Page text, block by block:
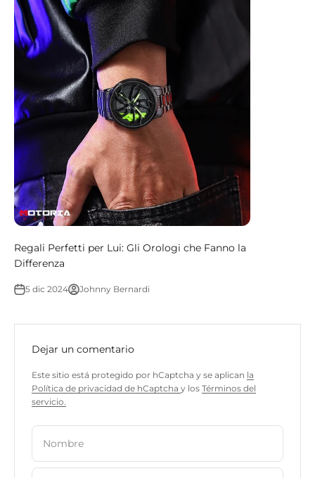
Regali Perfetti per Lui: Gli Orologi che Fanno la
Differenza
5 dic 2024 Johnny Bernardi
Dejar un comentario
Este sitio está protegido por hCaptcha y se aplican la
Política de privacidad de hCaptcha y los Términos del
servicio.
Nombre